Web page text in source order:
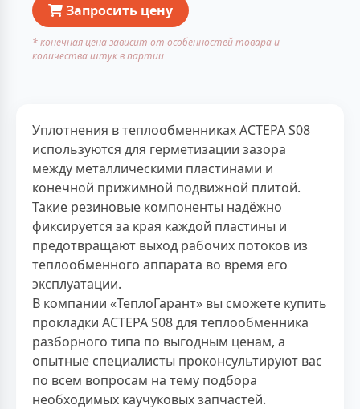
Запросить цену
* конечная цена зависит от особенностей товара и
количества штук в партии
Уплотнения в теплообменниках АСТЕРА S08
используются для герметизации зазора
между металлическими пластинами и
конечной прижимной подвижной плитой.
Такие резиновые компоненты надёжно
фиксируется за края каждой пластины и
предотвращают выход рабочих потоков из
теплообменного аппарата во время его
эксплуатации.
В компании «ТеплоГарант» вы сможете купить
прокладки АСТЕРА S08 для теплообменника
разборного типа по выгодным ценам, а
опытные специалисты проконсультируют вас
по всем вопросам на тему подбора
необходимых каучуковых запчастей.